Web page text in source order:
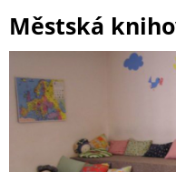
Městská
nad